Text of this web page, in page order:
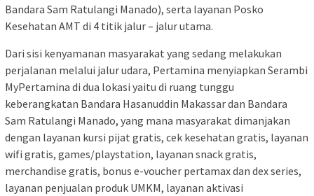
Bandara Sam Ratulangi Manado), serta layanan Posko
Kesehatan AMT di 4 titik jalur – jalur utama.
Dari sisi kenyamanan masyarakat yang sedang melakukan
perjalanan melalui jalur udara, Pertamina menyiapkan Serambi
MyPertamina di dua lokasi yaitu di ruang tunggu
keberangkatan Bandara Hasanuddin Makassar dan Bandara
Sam Ratulangi Manado, yang mana masyarakat dimanjakan
dengan layanan kursi pijat gratis, cek kesehatan gratis, layanan
wifi gratis, games/playstation, layanan snack gratis,
merchandise gratis, bonus e-voucher pertamax dan dex series,
layanan penjualan produk UMKM, layanan aktivasi